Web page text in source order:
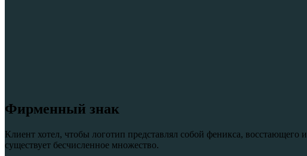
Фирменный знак
Клиент хотел, чтобы логотип представлял собой феникса,
существует бесчисленное множество.